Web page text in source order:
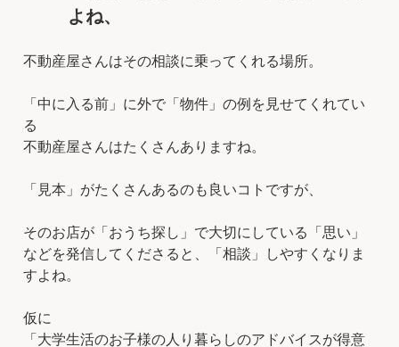
よね、
不動産屋さんはその相談に乗ってくれる場所。
「中に入る前」に外で「物件」の例を見せてくれてい
る
不動産屋さんはたくさんありますね。
「見本」がたくさんあるのも良いコトですが、
そのお店が「おうち探し」で大切にしている「思い」
などを発信してくださると、「相談」しやすくなりま
すよね。
仮に
「大学生活のお子様の人り暮らしのアドバイスが得意